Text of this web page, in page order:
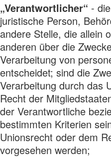
„Verantwortlicher“ -
juristische Person,
andere Stelle, die allein
anderen über die
Verarbeitung von
entscheidet; sind die
Verarbeitung durch das
Recht der
der Verantwortliche
bestimmten Kriterien
Unionsrecht oder dem
vorgesehen werden;